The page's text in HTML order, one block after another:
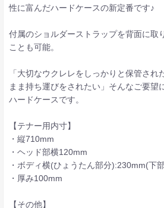
性に富んだハードケースの新定番です♪
付属のショルダーストラップを背面に取
ことも可能。
「大切なウクレレをしっかりと保管され
まま持ち運びをされたい」そんなご要望
ハードケースです。
【テナー用内寸】
・縦710mm
・ヘッド部横120mm
・ボディ横(ひょうたん部分):230mm(下
・厚み100mm
【その他】